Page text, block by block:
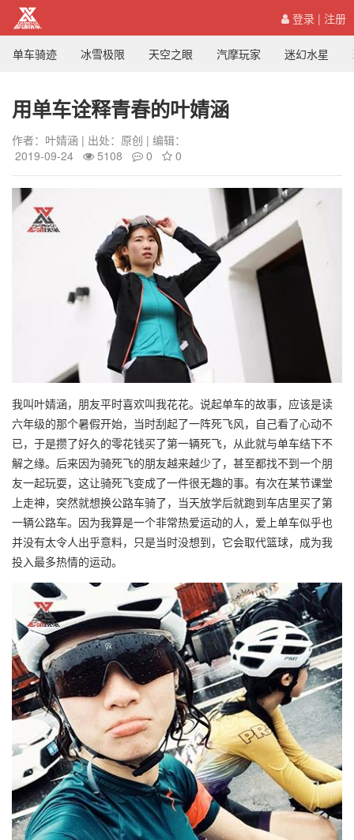
登录 | 注册
单车骑迹 冰雪极限 天空之眼 汽摩玩家 迷幻水星
用单车诠释青春的叶婧涵
作者：叶婧涵 | 出处：原创 | 编辑：
2019-09-24
5108 0 0
我叫叶婧涵，朋友平时喜欢叫我花花。说起单车的故事，应该是读
六年级的那个暑假开始，当时刮起了一阵死飞风，自己看了心动不
已，于是攒了好久的零花钱买了第一辆死飞，从此就与单车结下不
解之缘。后来因为骑死飞的朋友越来越少了，甚至都找不到一个朋
友一起玩耍，这让骑死飞变成了一件很无趣的事。有次在某节课堂
上走神，突然就想换公路车骑了，当天放学后就跑到车店里买了第
一辆公路车。因为我算是一个非常热爱运动的人，爱上单车似乎也
并没有太令人出乎意料，只是当时没想到，它会取代篮球，成为我
投入最多热情的运动。